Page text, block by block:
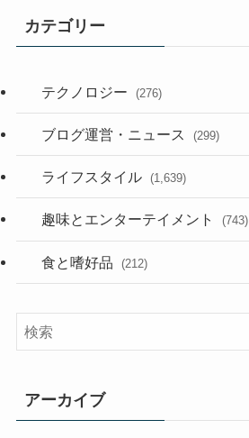
カテゴリー
テクノロジー (276)
(36)
(187)
ブログ運営・ニュース (299)
(118)
(181)
ライフスタイル (1,639)
(394)
(282)
(33)
趣味とエンターテイメント (743)
(56)
食と嗜好品 (212)
アーカイブ